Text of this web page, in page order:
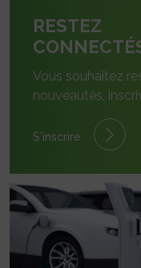
RESTEZ
Vous souhaitez
nouveautés,
S'inscrire